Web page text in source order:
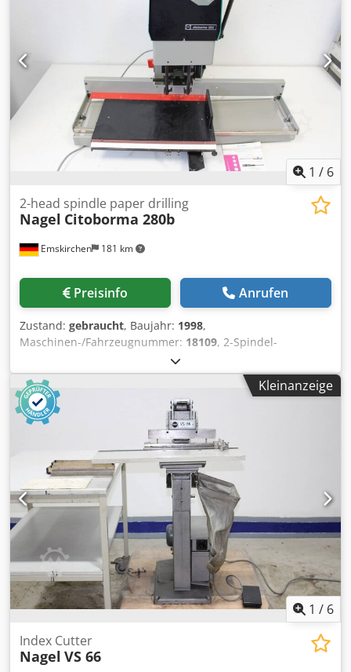
1 / 6
Emskirchen 181 km
2-head spindle paper drilling
Nagel Citoborma 280b
Preisinfo Anrufen
Zustand: gebraucht, Baujahr: 1998,
Maschinen-/Fahrzeugnummer: 18109, 2-Spindel-
Papierbohrmaschine - 2-head spindle paper drilling Nagel
Citoborma 280bYear 1998 Online-Video-Inspection by
Skype-Video We would be very pleased with your visit -
more machines on Stock Dedpfx Aoh Axrkjb Djkr Available
Immediately - Can be inspect On Stock Emskirchen /
Kleinanzeige
1 / 6
Index Cutter
Nagel VS 66